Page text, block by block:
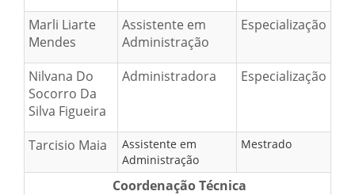
Marli Liarte
Mendes
Assistente em
Administração
Especialização
Nilvana Do
Socorro Da
Silva Figueira
Administradora Especialização
Tarcisio Maia
Assistente em
Administração
Mestrado
Coordenação Técnica